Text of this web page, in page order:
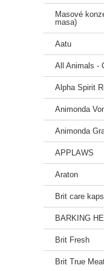
Masové
masa)
Aatu
All Animals -
Alpha Spirit
Animonda
Animonda
APPLAWS
Araton
Brit care
BARKING
Brit Fresh
Brit True